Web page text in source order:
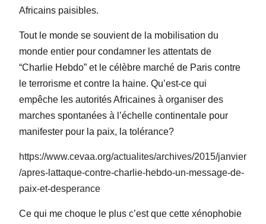
Africains paisibles.
Tout le monde se souvient de la mobilisation du
monde entier pour condamner les attentats de
“Charlie Hebdo” et le célèbre marché de Paris contre
le terrorisme et contre la haine. Qu’est-ce qui
empêche les autorités Africaines à organiser des
marches spontanées à l’échelle continentale pour
manifester pour la paix, la tolérance?
https://www.cevaa.org/actualites/archives/2015/janvier
/apres-lattaque-contre-charlie-hebdo-un-message-de-
paix-et-desperance
Ce qui me choque le plus c’est que cette xénophobie